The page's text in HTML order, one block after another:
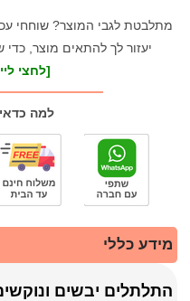
מתלבטת לגבי המוצר? שוחחי
יעזור לך להתאים מוצר,
[לחצי
למה
מידע כללי
התלתלים יבשים